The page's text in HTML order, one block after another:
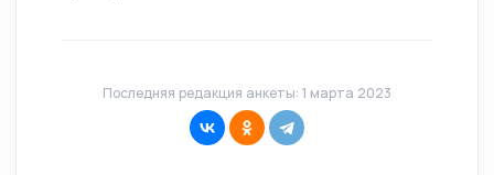
Последняя редакция анкеты: 1 марта 2023